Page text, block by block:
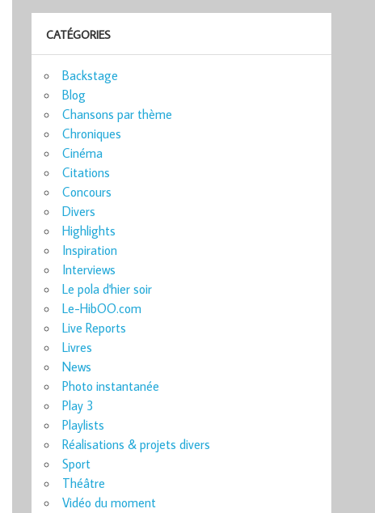
CATÉGORIES
Backstage
Blog
Chansons par thème
Chroniques
Cinéma
Citations
Concours
Divers
Highlights
Inspiration
Interviews
Le pola d'hier soir
Le-HibOO.com
Live Reports
Livres
News
Photo instantanée
Play 3
Playlists
Réalisations & projets divers
Sport
Théâtre
Vidéo du moment